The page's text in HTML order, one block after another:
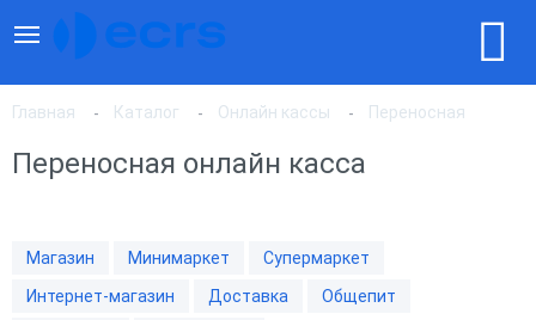
Главная Каталог Онлайн кассы Переносная
Переносная онлайн касса
Магазин Минимаркет
Супермаркет
Интернет-магазин
Доставка
Общепит
По цене, по возрастанию